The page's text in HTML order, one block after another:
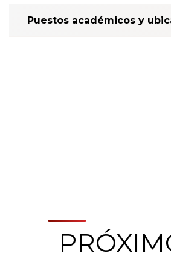
Puestos académicos y